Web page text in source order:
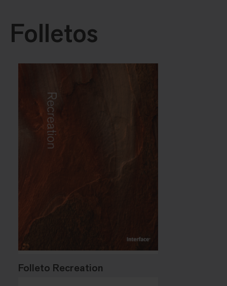
Folletos
Folleto Recreation